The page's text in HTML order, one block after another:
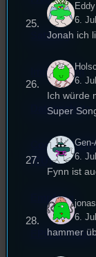
Satzung
Impressum
Datenschutz
Cookie-
(EU)
Empfang
EPK &
Eddy
6.
Jonah ich
6.
Ich würde
Super
Gen-
6.
Fynn ist
jonas
6.
hammer